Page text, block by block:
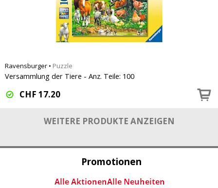
Promotionen
Ravensburger • Puzzle
Versammlung der Tiere - Anz. Teile: 100
CHF 17.20
WEITERE PRODUKTE ANZEIGEN